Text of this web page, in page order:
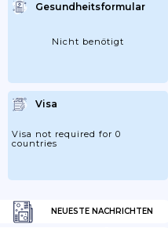
NEUESTE NACHRICHTEN
Gesundheitsformular
Nicht benötigt
Visa
Visa not required for 0
countries